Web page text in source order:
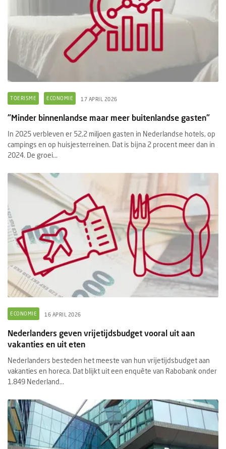
TOERISME ECONOMIE 17 APRIL 2026
"Minder binnenlandse maar meer buitenlandse gasten"
In 2025 verbleven er 52,2 miljoen gasten in Nederlandse hotels, op
campings en op huisjesterreinen. Dat is bijna 2 procent meer dan in
2024. De groei...
ECONOMIE 16 APRIL 2026
Nederlanders geven vrijetijdsbudget vooral uit aan
vakanties en uit eten
Nederlanders besteden het meeste van hun vrijetijdsbudget aan
vakanties en horeca. Dat blijkt uit een enquête van Rabobank onder
1.849 Nederland...